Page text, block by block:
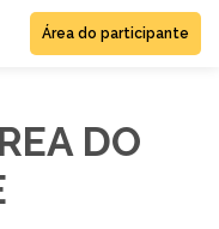
Área do participante
DO